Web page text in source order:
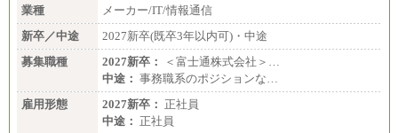
業種
メーカー/IT/情報通信
新卒／中途
2027新卒(既卒3年以内可)・中途
募集職種
2027新卒：
＜富士通株式会社＞…
中途： 事務職系のポジションな…
雇用形態
2027新卒： 正社員
中途： 正社員